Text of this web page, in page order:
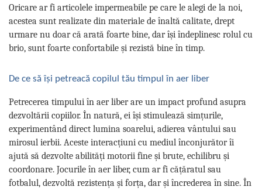
Oricare ar fi articolele impermeabile pe care le alegi de la noi,
acestea sunt realizate din materiale de înaltă calitate, drept
urmare nu doar că arată foarte bine, dar își îndeplinesc rolul cu
brio, sunt foarte confortabile și rezistă bine în timp.
De ce să își petreacă copilul tău timpul în aer liber
Petrecerea timpului în aer liber are un impact profund asupra
dezvoltării copiilor. În natură, ei își stimulează simțurile,
experimentând direct lumina soarelui, adierea vântului sau
mirosul ierbii. Aceste interacțiuni cu mediul înconjurător îi
ajută să dezvolte abilități motorii fine și brute, echilibru și
coordonare. Jocurile în aer liber, cum ar fi cățăratul sau
fotbalul, dezvoltă rezistența și forța, dar și încrederea în sine. În